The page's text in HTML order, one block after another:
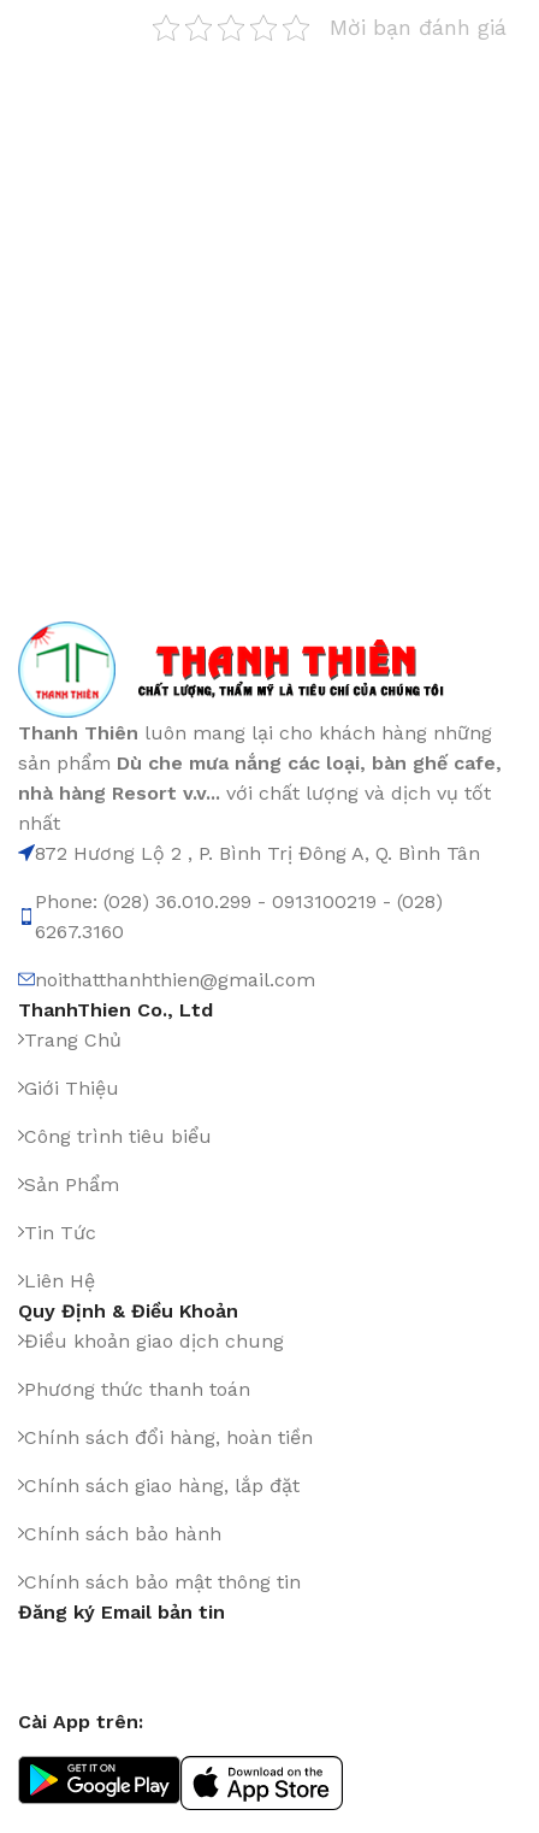
Mời bạn đánh giá
Thanh Thiên luôn mang lại cho khách hàng những
sản phẩm Dù che mưa nắng các loại, bàn ghế cafe,
nhà hàng Resort v.v... với chất lượng và dịch vụ tốt
nhất
872 Hương Lộ 2 , P. Bình Trị Đông A, Q. Bình Tân
Phone: (028) 36.010.299 - 0913100219 - (028)
6267.3160
noithatthanhthien@gmail.com
ThanhThien Co., Ltd
Trang Chủ
Giới Thiệu
Công trình tiêu biểu
Sản Phẩm
Tin Tức
Liên Hệ
Quy Định & Điều Khoản
Điều khoản giao dịch chung
Phương thức thanh toán
Chính sách đổi hàng, hoàn tiền
Chính sách giao hàng, lắp đặt
Chính sách bảo hành
Chính sách bảo mật thông tin
Đăng ký Email bản tin
Cài App trên: